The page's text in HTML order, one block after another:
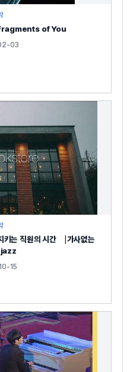
of You
03
는 직원의 시간 ⎹ 가사없는
jazz
15